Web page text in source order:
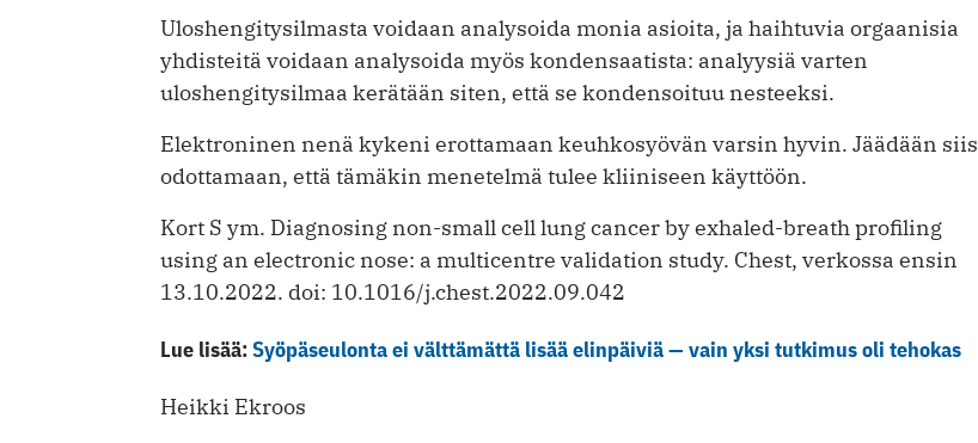
Uloshengitysilmasta voidaan analysoida monia asioita, ja haihtuvia orgaanisia
yhdisteitä voidaan analysoida myös kondensaatista: analyysiä varten
uloshengitysilmaa kerätään siten, että se kondensoituu nesteeksi.
Elektroninen nenä kykeni erottamaan keuhkosyövän varsin hyvin. Jäädään siis
odottamaan, että tämäkin menetelmä tulee kliiniseen käyttöön.
Kort S ym. Diagnosing non-small cell lung cancer by exhaled-breath profiling
using an electronic nose: a multicentre validation study. Chest, verkossa ensin
13.10.2022. doi: 10.1016/j.chest.2022.09.042
Lue lisää:Syöpäseulonta ei välttämättä lisää elinpäiviä — vain yksi tutkimus oli tehokas
Heikki Ekroos